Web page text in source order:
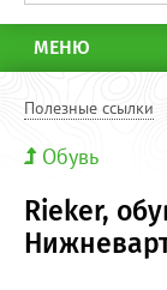
МЕНЮ
Полезные ссылки
Обувь
Rieker,